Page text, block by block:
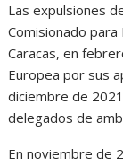
Las expulsiones
Comisionado
Caracas, en
Europea por sus
diciembre de
delegados de
En noviembre de